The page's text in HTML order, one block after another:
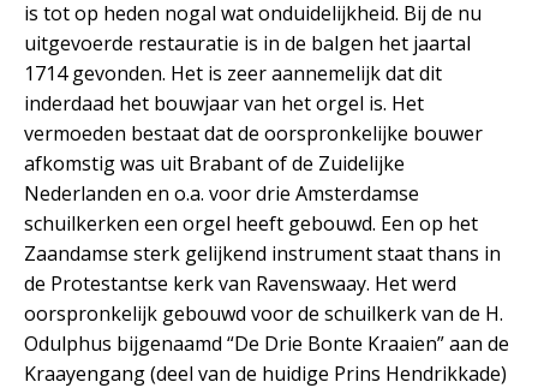
is tot op heden nogal wat onduidelijkheid. Bij de nu
uitgevoerde restauratie is in de balgen het jaartal
1714 gevonden. Het is zeer aannemelijk dat dit
inderdaad het bouwjaar van het orgel is. Het
vermoeden bestaat dat de oorspronkelijke bouwer
afkomstig was uit Brabant of de Zuidelijke
Nederlanden en o.a. voor drie Amsterdamse
schuilkerken een orgel heeft gebouwd. Een op het
Zaandamse sterk gelijkend instrument staat thans in
de Protestantse kerk van Ravenswaay. Het werd
oorspronkelijk gebouwd voor de schuilkerk van de H.
Odulphus bijgenaamd “De Drie Bonte Kraaien” aan de
Kraayengang (deel van de huidige Prins Hendrikkade)